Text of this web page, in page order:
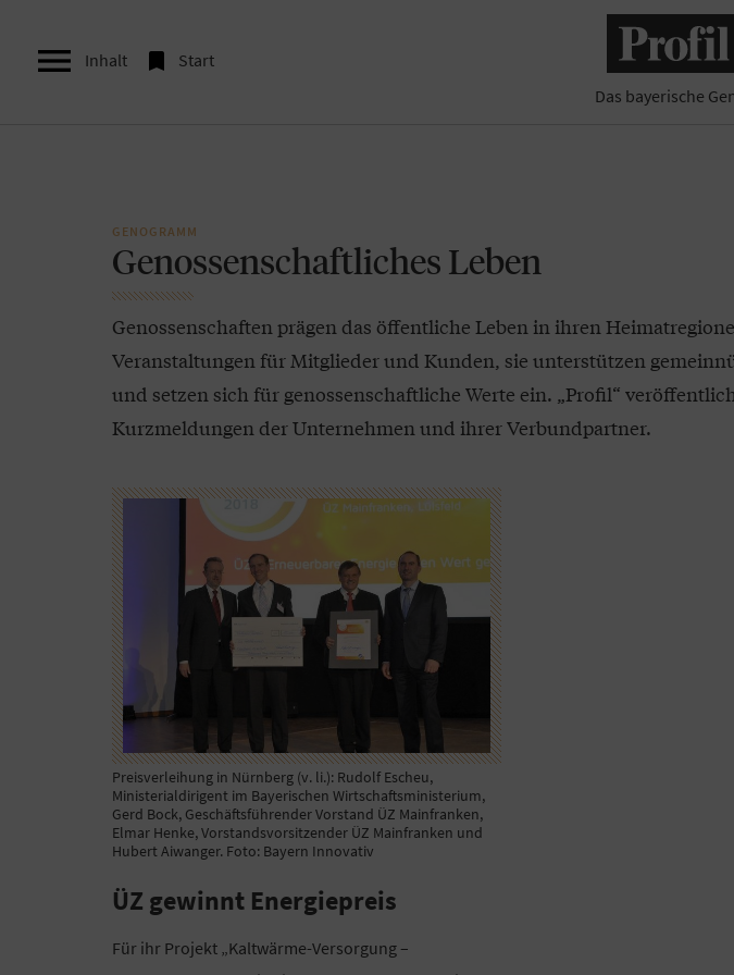
 Inhalt  Start
Das bayerische
GENOGRAMM
Genossenschaftliches Leben
Genossenschaften prägen das öffentliche Leben in ihren
Veranstaltungen für Mitglieder und Kunden, sie unterstützen
und setzen sich für genossenschaftliche Werte ein. „Profil“
Kurzmeldungen der Unternehmen und ihrer Verbundpartner.
Preisverleihung in Nürnberg (v. li.): Rudolf Escheu,
Ministerialdirigent im Bayerischen Wirtschaftsministerium,
Gerd Bock, Geschäftsführender Vorstand ÜZ Mainfranken,
Elmar Henke, Vorstandsvorsitzender ÜZ Mainfranken und
Hubert Aiwanger. Foto: Bayern Innovativ
ÜZ gewinnt Energiepreis
Für ihr Projekt „Kaltwärme-Versorgung –